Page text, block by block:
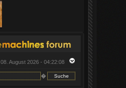
08. August 2026 - 04:22:08
�